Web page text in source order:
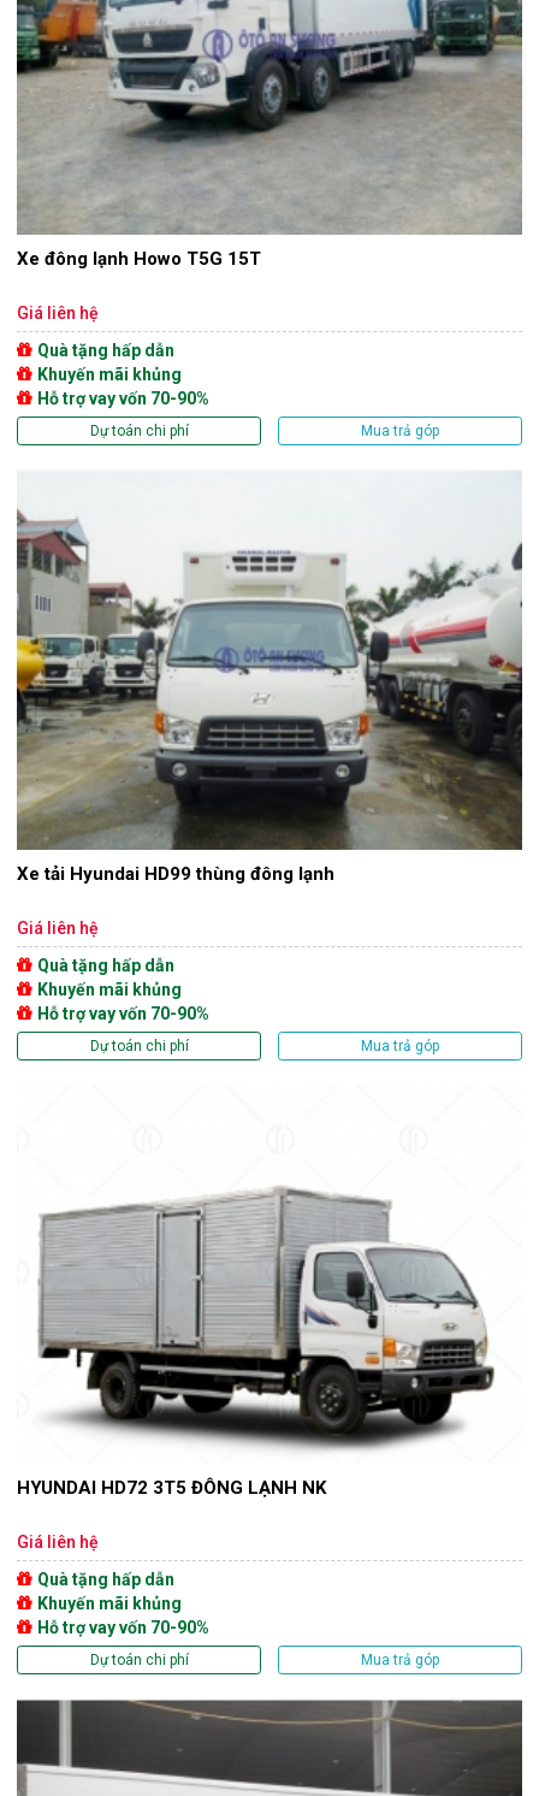
Xe đông lạnh Howo T5G 15T
Giá liên hệ
Quà tặng hấp dẫn
Khuyến mãi khủng
Hỗ trợ vay vốn 70-90%
Dự toán chi phí Mua trả góp
Xe tải Hyundai HD99 thùng đông lạnh
Giá liên hệ
Quà tặng hấp dẫn
Khuyến mãi khủng
Hỗ trợ vay vốn 70-90%
Dự toán chi phí Mua trả góp
HYUNDAI HD72 3T5 ĐÔNG LẠNH NK
Giá liên hệ
Quà tặng hấp dẫn
Khuyến mãi khủng
Hỗ trợ vay vốn 70-90%
Dự toán chi phí Mua trả góp